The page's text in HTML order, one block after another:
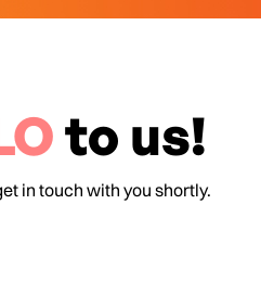
to us!
in touch with you shortly.